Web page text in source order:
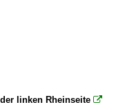
linken Rheinseite 